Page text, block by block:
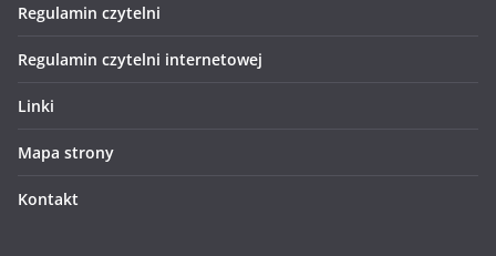
Regulamin czytelni
Regulamin czytelni internetowej
Linki
Mapa strony
Kontakt